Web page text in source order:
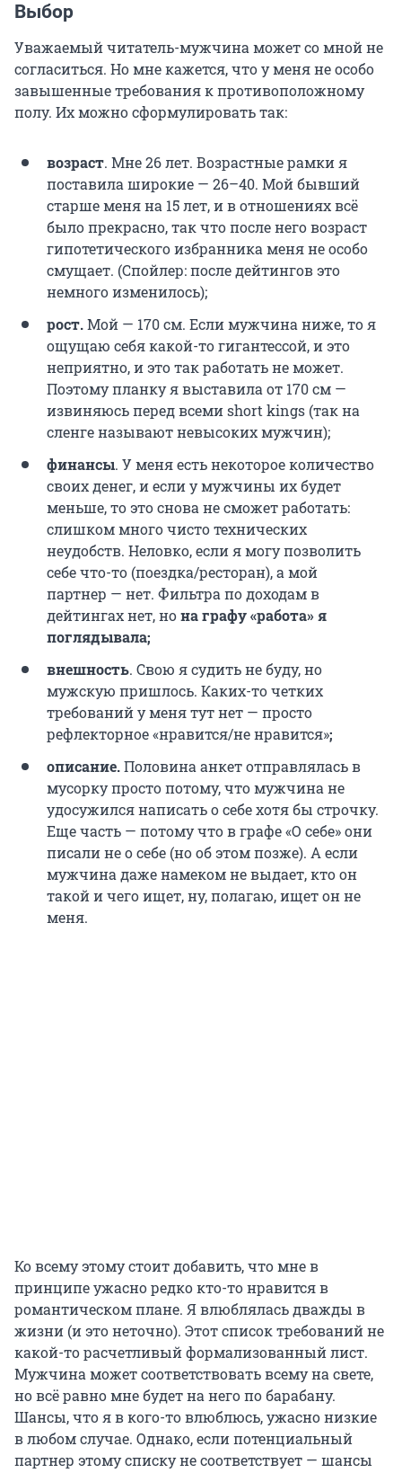
Выбор
Уважаемый читатель-мужчина может со мной не
согласиться. Но мне кажется, что у меня не особо
завышенные требования к противоположному
полу. Их можно сформулировать так:
возраст. Мне 26 лет. Возрастные рамки я
поставила широкие — 26–40. Мой бывший
старше меня на 15 лет, и в отношениях всё
было прекрасно, так что после него возраст
гипотетического избранника меня не особо
смущает. (Спойлер: после дейтингов это
немного изменилось);
рост.Мой — 170 см. Если мужчина ниже, то я
ощущаю себя какой-то гигантессой, и это
неприятно, и это так работать не может.
Поэтомупланку я выставила от 170 см —
извиняюсь перед всеми short kings (так на
сленге называют невысоких мужчин);
финансы. У меня есть некоторое количество
своих денег, и если у мужчины их будет
меньше, то это снова не сможет работать:
слишком много чисто технических
неудобств. Неловко, если я могу позволить
себе что-то (поездка/ресторан), а мой
партнер — нет. Фильтра по доходам в
дейтингах нет, нона графу «работа» я
поглядывала;
внешность. Свою я судить не буду, но
мужскую пришлось. Каких-то четких
требований у меня тут нет — просто
рефлекторное «нравится/не нравится»;
описание.Половина анкет отправлялась в
мусорку просто потому, что мужчина не
удосужился написать о себе хотя бы строчку.
Еще часть — потому что в графе «О себе» они
писали не о себе (но об этом позже). А если
мужчина даже намеком не выдает, кто он
такой и чего ищет, ну, полагаю, ищет он не
меня.
Ко всему этому стоит добавить, что мне в
принципе ужасно редко кто-то нравится в
романтическом плане. Я влюблялась дважды в
жизни (и это неточно). Этот список требований не
какой-то расчетливый формализованный лист.
Мужчина может соответствовать всему на свете,
но всё равно мне будет на него по барабану.
Шансы, что я в кого-то влюблюсь, ужасно низкие
в любом случае. Однако, если потенциальный
партнер этому списку не соответствует — шансы